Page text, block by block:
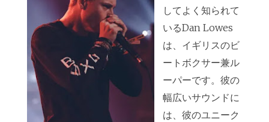
してよく知られて
いるDan Lowes
は、イギリスのビ
ートボクサー兼ル
ーパーです。彼の
幅広いサウンドに
は、彼のユニーク